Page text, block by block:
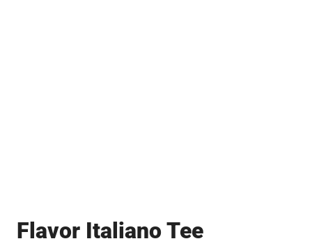
Flavor Italiano Tee